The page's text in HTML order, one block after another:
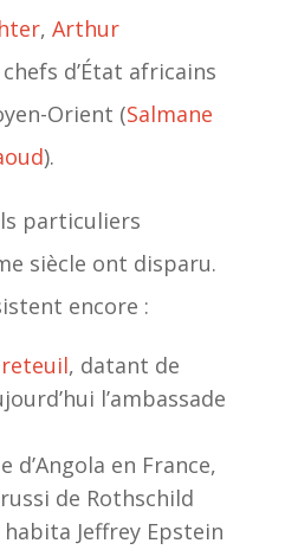
, Arthur
d’État africains
Orient (Salmane
).
particuliers
siècle ont disparu.
encore :
, datant de
l’ambassade
d’Angola en France,
de Rothschild
habita Jeffrey Epstein